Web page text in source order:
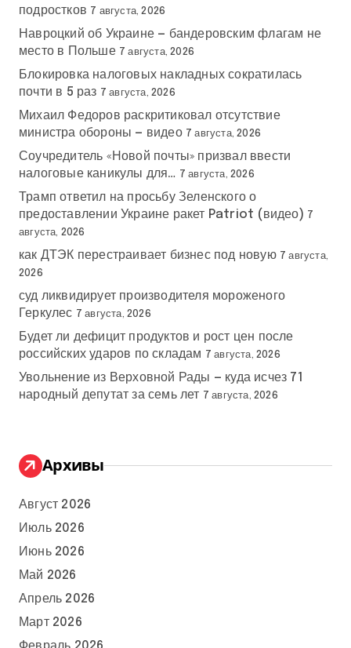
подростков 7 августа, 2026
Навроцкий об Украине — бандеровским флагам не
место в Польше 7 августа, 2026
Блокировка налоговых накладных сократилась
почти в 5 раз 7 августа, 2026
Михаил Федоров раскритиковал отсутствие
министра обороны — видео 7 августа, 2026
Соучредитель «Новой почты» призвал ввести
налоговые каникулы для… 7 августа, 2026
Трамп ответил на просьбу Зеленского о
предоставлении Украине ракет Patriot (видео) 7
августа, 2026
как ДТЭК перестраивает бизнес под новую 7 августа,
2026
суд ликвидирует производителя мороженого
Геркулес 7 августа, 2026
Будет ли дефицит продуктов и рост цен после
российских ударов по складам 7 августа, 2026
Увольнение из Верховной Рады — куда исчез 71
народный депутат за семь лет 7 августа, 2026
Архивы
Август 2026
Июль 2026
Июнь 2026
Май 2026
Апрель 2026
Март 2026